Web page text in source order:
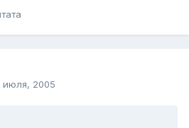
июля, 2005